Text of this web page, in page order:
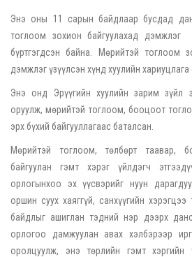
Энэ оны 11 сарын байдлаар бусдад
тоглоом зохион байгуулахад дэмжлэг
бүртгэгдсэн байна. Мөрийтэй тоглоом
дэмжлэг үзүүлсэн хүнд хуулийн хариуцлага
Энэ онд Эрүүгийн хуулийн зарим зүйл
оруулж, мөрийтэй тоглоом, бооцоот
эрх бүхий байгууллагаас баталсан.
Мөрийтэй тоглоом, төлбөрт таавар,
байгуулан гэмт хэрэг үйлдэгч
орлогынхоо эх үүсвэрийг нуун
оршин суух хаяггүй, санхүүгийн
байдлыг ашиглан тэдний нэр дээрх
орлогоо дамжуулан авах хэлбэрээр
оролцуулж, энэ төрлийн гэмт хэргийн